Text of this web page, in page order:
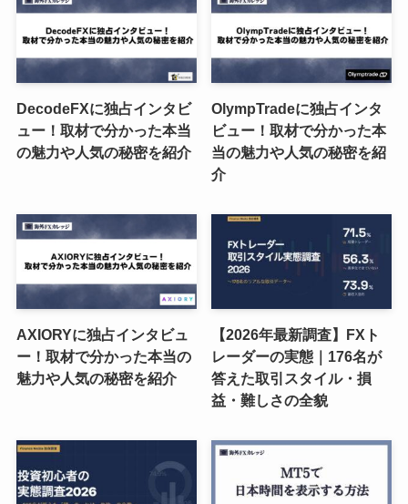
DecodeFXに独占インタビ
ュー！取材で分かった本当
の魅力や人気の秘密を紹介
OlympTradeに独占インタ
ビュー！取材で分かった本
当の魅力や人気の秘密を紹
介
AXIORYに独占インタビュ
ー！取材で分かった本当の
魅力や人気の秘密を紹介
【2026年最新調査】FXト
レーダーの実態｜176名が
答えた取引スタイル・損
益・難しさの全貌